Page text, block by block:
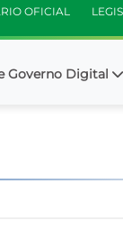
OFICIAL LEGIS
Governo Digital